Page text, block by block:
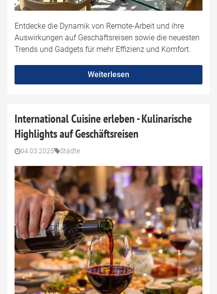
Entdecke die Dynamik von Remote-Arbeit und ihre
Auswirkungen auf Geschäftsreisen sowie die neuesten
Trends und Gadgets für mehr Effizienz und Komfort.
Weiterlesen
International Cuisine erleben - Kulinarische
Highlights auf Geschäftsreisen
04.03.2025 Städte